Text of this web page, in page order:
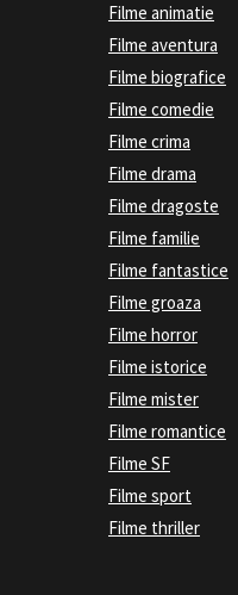
Filme animatie
Filme aventura
Filme biografice
Filme comedie
Filme crima
Filme drama
Filme dragoste
Filme familie
Filme fantastice
Filme groaza
Filme horror
Filme istorice
Filme mister
Filme romantice
Filme SF
Filme sport
Filme thriller